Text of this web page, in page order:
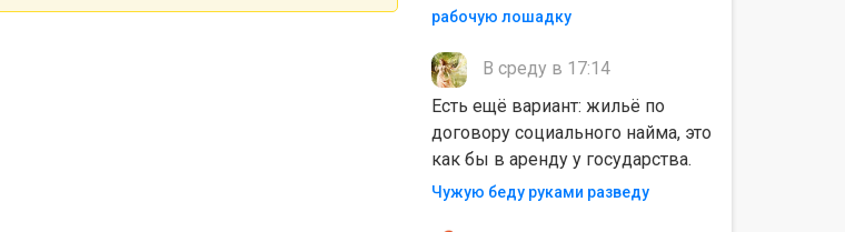
рабочую лошадку
В среду в 17:14
Есть ещё вариант: жильё по
договору социального найма, это
как бы в аренду у государства.
Чужую беду руками разведу